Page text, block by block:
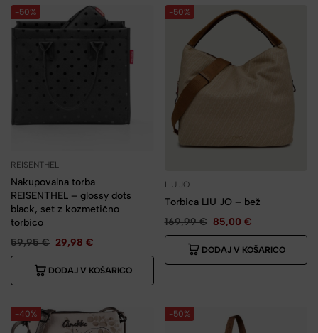
-50%
REISENTHEL
Nakupovalna torba
REISENTHEL – glossy dots
black, set z kozmetično
torbico
59,95€ 29,98 €
DODAJ V KOŠARICO
-50%
LIU JO
Torbica LIU JO – bež
169,99€ 85,00 €
DODAJ V KOŠARICO
-40% -50%